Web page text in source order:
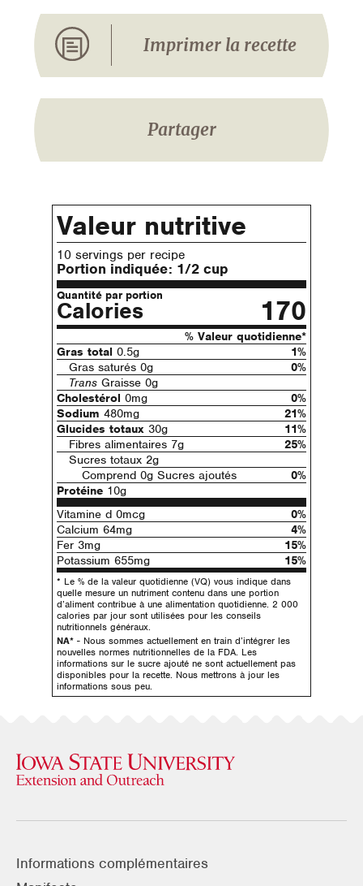
Imprimer la recette
Partager
Valeur nutritive
10 servings per recipe
Portion indiquée: 1/2 cup
Quantité par portion
Calories 170
% Valeur quotidienne*
Gras total 0.5g
1%
Gras saturés 0g
0%
Trans Graisse 0g
Cholestérol 0mg
0%
Sodium 480mg
21%
Glucides totaux 30g
11%
Fibres alimentaires 7g
25%
Sucres totaux 2g
Comprend 0g Sucres ajoutés
0%
Protéine 10g
Vitamine d 0mcg
0%
Calcium 64mg
4%
Fer 3mg
15%
Potassium 655mg
15%
* Le % de la valeur quotidienne (VQ) vous indique dans
quelle mesure un nutriment contenu dans une portion
d’aliment contribue à une alimentation quotidienne. 2 000
calories par jour sont utilisées pour les conseils
nutritionnels généraux.
NA* - Nous sommes actuellement en train d’intégrer les
nouvelles normes nutritionnelles de la FDA. Les
informations sur le sucre ajouté ne sont actuellement pas
disponibles pour la recette. Nous mettrons à jour les
informations sous peu.
Informations complémentaires